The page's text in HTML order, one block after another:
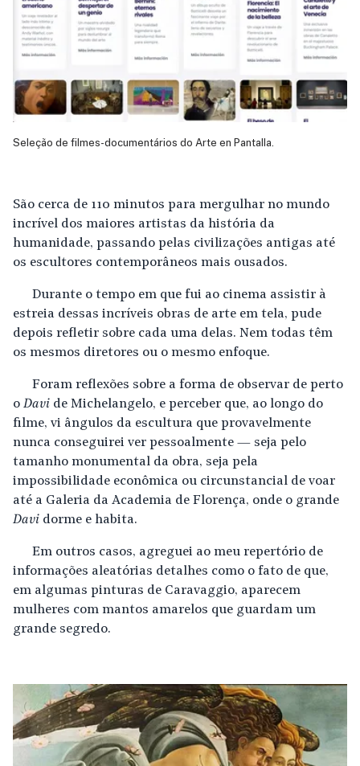
Seleção de filmes-documentários do Arte en Pantalla.
São cerca de 110 minutos para mergulhar no mundo
incrível dos maiores artistas da história da
humanidade, passando pelas civilizações antigas até
os escultores contemporâneos mais ousados.
Durante o tempo em que fui ao cinema assistir à
estreia dessas incríveis obras de arte em tela, pude
depois refletir sobre cada uma delas. Nem todas têm
os mesmos diretores ou o mesmo enfoque.
Foram reflexões sobre a forma de observar de perto
o Davi de Michelangelo, e perceber que, ao longo do
filme, vi ângulos da escultura que provavelmente
nunca conseguirei ver pessoalmente — seja pelo
tamanho monumental da obra, seja pela
impossibilidade econômica ou circunstancial de voar
até a Galeria da Academia de Florença, onde o grande
Davi dorme e habita.
Em outros casos, agreguei ao meu repertório de
informações aleatórias detalhes como o fato de que,
em algumas pinturas de Caravaggio, aparecem
mulheres com mantos amarelos que guardam um
grande segredo.